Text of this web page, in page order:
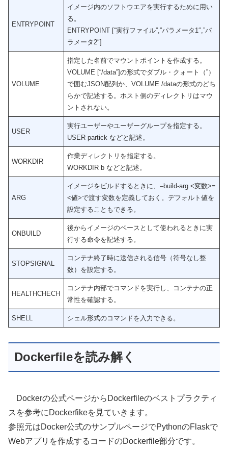
ENTRYPOINT
イメージ内のソフトウエアを実行するために用い
る。
ENTRYPOINT [“実行ファイル”,”パラメータ1″,”パ
ラメータ2″]
VOLUME
指定した名前でマウントポイントを作成する。
VOLUME [“/data”]の形式でダブル・クォート（”）
で囲むJSON配列か、VOLUME /dataの形式のどち
らかで記述する。ホスト側のディレクトリはマウ
ントされない。
USER
実行ユーザーやユーザーグループを指定する。
USER partick などと記述。
WORKDIR
作業ディレクトリを指定する。
WORKDIR b などと記述。
ARG
イメージをビルドするときに、–build-arg <変数>=
<値>で渡す変数を定義しておく。デフォルト値を
設定することもできる。
ONBUILD
後からイメージのベースとして使われるときに実
行する命令を記述する。
STOPSIGNAL
コンテナ終了時に送信される信号（符号なし整
数）を設定する。
HEALTHCHECH
コンテナ内部でコマンドを実行し、コンテナの正
常性を確認する。
SHELL シェル形式のコマンドを入力できる。
Dockerfileを読み解く
Dockerの公式ページからDockerfileのベストプラクティ
スを参考にDockerfikeを見ていきます。
参照元はDocker公式のサンプルページでPythonのFlaskで
Webアプリを作成するコードのDockerfile部分です。